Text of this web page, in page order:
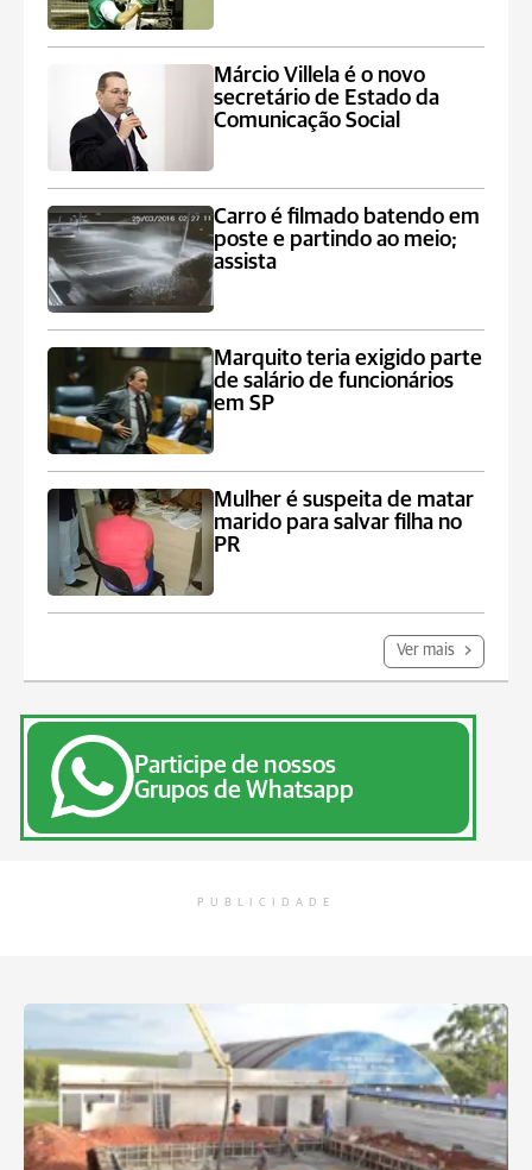
Márcio Villela é o novo
secretário de Estado da
Comunicação Social
Carro é filmado batendo em
poste e partindo ao meio;
assista
Marquito teria exigido parte
de salário de funcionários
em SP
Mulher é suspeita de matar
marido para salvar filha no
PR
Ver mais
Participe de nossos
Grupos de Whatsapp
PUBLICIDADE